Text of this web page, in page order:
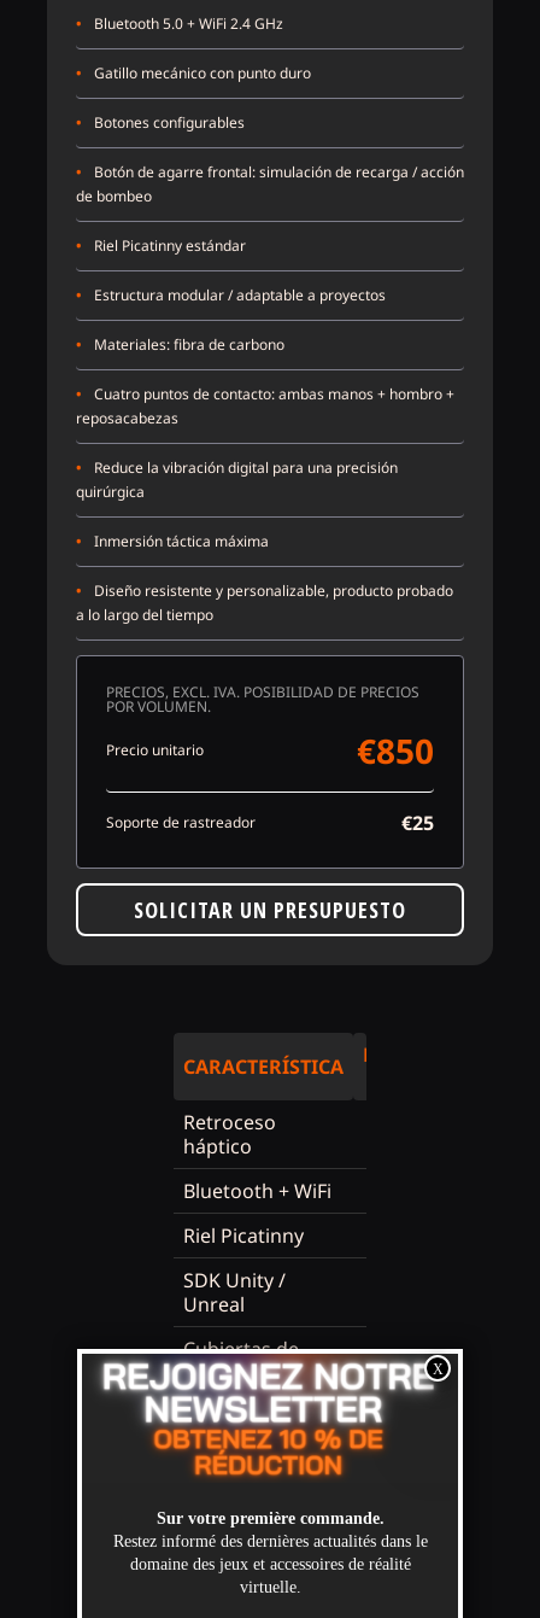
• Bluetooth 5.0 + WiFi 2.4 GHz
• Gatillo mecánico con punto duro
• Botones configurables
•
Botón de agarre frontal: simulación de recarga / acción
de bombeo
• Riel Picatinny estándar
• Estructura modular / adaptable a proyectos
• Materiales: fibra de carbono
•
Cuatro puntos de contacto: ambas manos + hombro +
reposacabezas
•
Reduce la vibración digital para una precisión
quirúrgica
• Inmersión táctica máxima
•
Diseño resistente y personalizable, producto probado
a lo largo del tiempo
PRECIOS, EXCL. IVA. POSIBILIDAD DE PRECIOS
POR VOLUMEN.
Precio unitario €850
Soporte de rastreador €25
SOLICITAR UN PRESUPUESTO
CARACTERÍSTICA
ELITE
Retroceso
háptico
Bluetooth + WiFi
Riel Picatinny
SDK Unity /
Unreal
Cubiertas de
marca
personalizadas
✓
Juego de una
mano
✓
Modo rifle de
dos manos
Opción de